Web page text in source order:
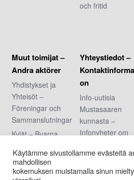
och fritid
Muut toimijat –
Andra aktörer
Yhdistykset ja
Yhteisöt –
Föreningar och
Sammanslutningar
Kylät – Byarna
Urheiluseurat –
Idrottsföreningar
Nuoriso- ja
Yhteystiedot –
on
Info-uutisia
Mustasaaren
kunnasta –
Infonyheter om
kommun
Arvonnan
Käytämme sivustollamme evästeitä
mahdollisen
kokemuksen muistamalla sinun